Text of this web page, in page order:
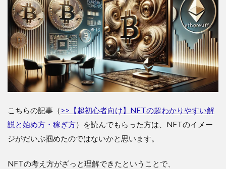
こちらの記事（ >>【超初心者向け】NFTの超わかりやすい解
説と始め方・稼ぎ方）を読んでもらった方は、NFTのイメー
ジがだいぶ掴めたのではないかと思います。
NFTの考え方がざっと理解できたということで、